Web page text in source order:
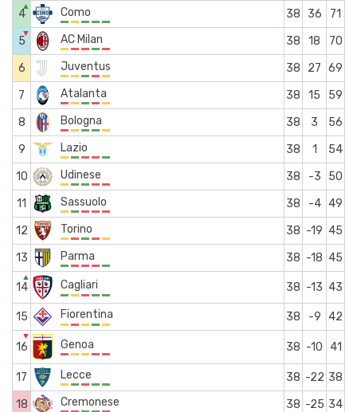
4
▲ Como 38 36
71
5
▼ AC Milan 38 18
70
6
Juventus 38 27 69
7
Atalanta 38 15
59
8
Bologna 38 3
56
9
Lazio 38 1
54
10
Udinese 38 -3
50
11
Sassuolo 38 -4
49
12
Torino 38 -19 45
13
Parma 38 -18 45
14
▲
Cagliari 38 -13 43
15 Fiorentina 38 -9 42
16
▼
Genoa 38 -10 41
17 Lecce 38 -22 38
18
Cremonese 38 -25 34